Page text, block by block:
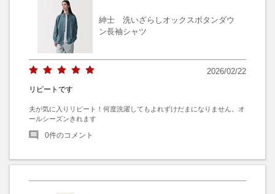
紳士 洗いざらしオックスボタンダウ
ン長袖シャツ
2026/02/22
リピートです
夫が気に入りリピート！何度洗濯してもよれずけだまになりません。オ
ールシーズンきれます
0件のコメント